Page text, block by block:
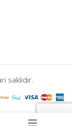
saklıdır.